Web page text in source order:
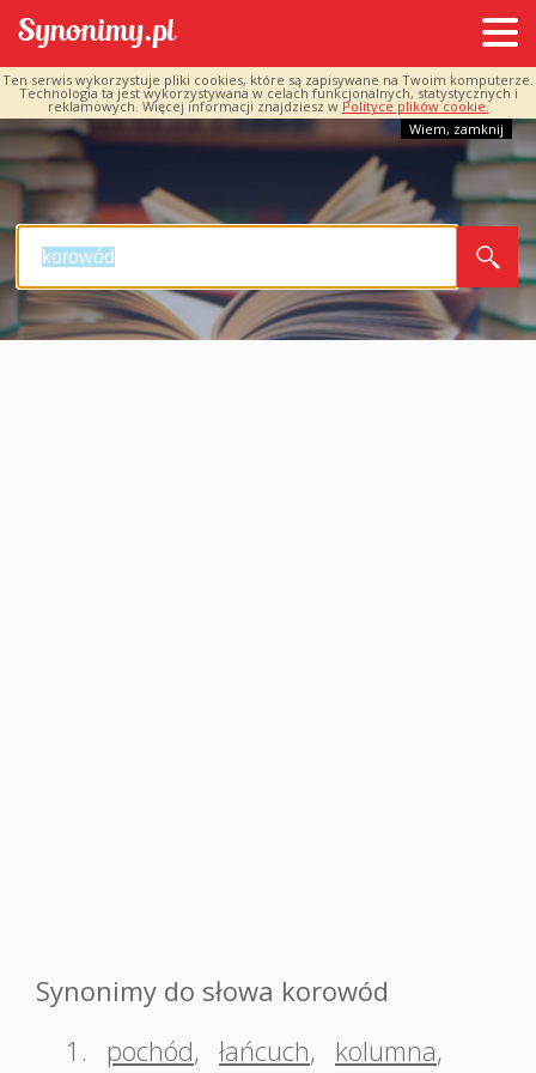
Ten serwis wykorzystuje pliki cookies, które są zapisywane na Twoim komputerze.
Technologia ta jest wykorzystywana w celach funkcjonalnych, statystycznych i
reklamowych. Więcej informacji znajdziesz w Polityce plików cookie.
Wiem, zamknij
Synonimy do słowa korowód
1.
pochód, łańcuch, kolumna,